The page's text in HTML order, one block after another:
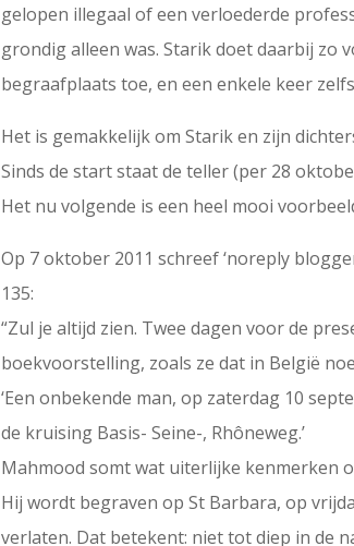
gelopen illegaal of een verloederde
grondig alleen was. Starik doet daarbij zo
begraafplaats toe, en een enkele keer
Het is gemakkelijk om Starik en zijn
Sinds de start staat de teller (per 28
Het nu volgende is een heel mooi
Op 7 oktober 2011 schreef ‘noreply
135:
“Zul je altijd zien. Twee dagen voor de
boekvoorstelling, zoals ze dat in België
‘Een onbekende man, op zaterdag 10
de kruising Basis- Seine-, Rhôneweg.’
Mahmood somt wat uiterlijke kenmerken
Hij wordt begraven op St Barbara, op
verlaten. Dat betekent: niet tot diep in de